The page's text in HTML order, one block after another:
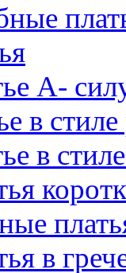
А-
в
в
в